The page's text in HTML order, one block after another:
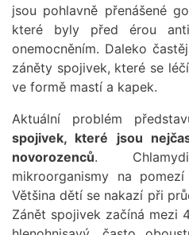
jsou pohlavně přenášené
které byly před érou
onemocněním. Daleko
záněty spojivek, které se
ve formě mastí a kapek.
Aktuální problém
spojivek, které jsou
novorozenců.
mikroorganismy na
Většina dětí se nakazí při
Zánět spojivek začíná mezi